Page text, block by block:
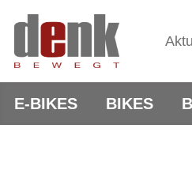
E-BIKES BIKES